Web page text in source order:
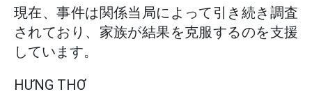
現在、事件は関係当局によって引き続き調査
されており、家族が結果を克服するのを支援
しています。
HƯNG THƠ